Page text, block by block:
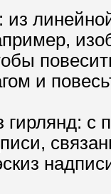
из
и
гирлянд: